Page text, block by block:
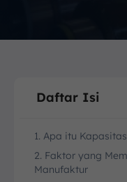
Daftar Isi
1. Apa itu
2. Faktor yang
Manufaktur